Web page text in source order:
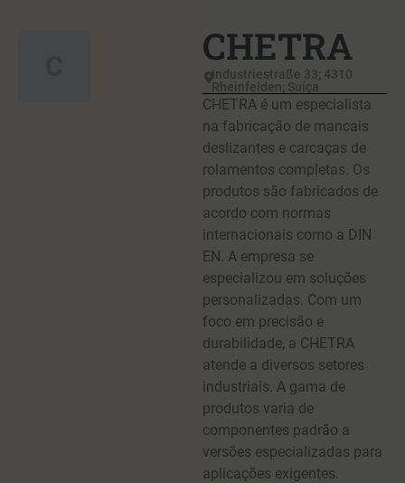
CHETRA
Industriestraße 33; 4310
Rheinfelden; Suíça
CHETRA é um especialista
na fabricação de mancais
deslizantes e carcaças de
rolamentos completas. Os
produtos são fabricados de
acordo com normas
internacionais como a DIN
EN. A empresa se
especializou em soluções
personalizadas. Com um
foco em precisão e
durabilidade, a CHETRA
atende a diversos setores
industriais. A gama de
produtos varia de
componentes padrão a
versões especializadas para
aplicações exigentes.